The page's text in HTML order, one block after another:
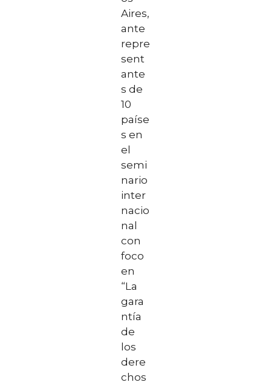
Aires,
ante
repre
sent
ante
s de
10
paíse
s en
el
semi
nario
inter
nacio
nal
con
foco
en
“La
gara
ntía
de
los
dere
chos